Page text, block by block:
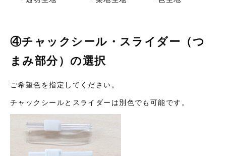
④チャックシール・スライダー（つ
まみ部分）の選択
ご希望色を指定してください。
チャックシールとスライダーは別色でも可能です。